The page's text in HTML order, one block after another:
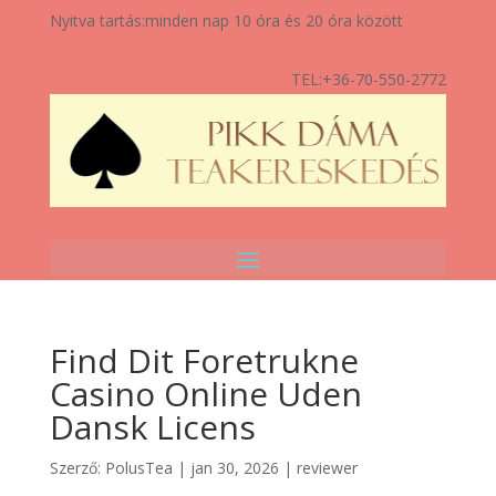
Nyitva tartás:minden nap 10 óra és 20 óra között
TEL:+36-70-550-2772
Find Dit Foretrukne
Casino Online Uden
Dansk Licens
Szerző: PolusTea | jan 30, 2026 | reviewer